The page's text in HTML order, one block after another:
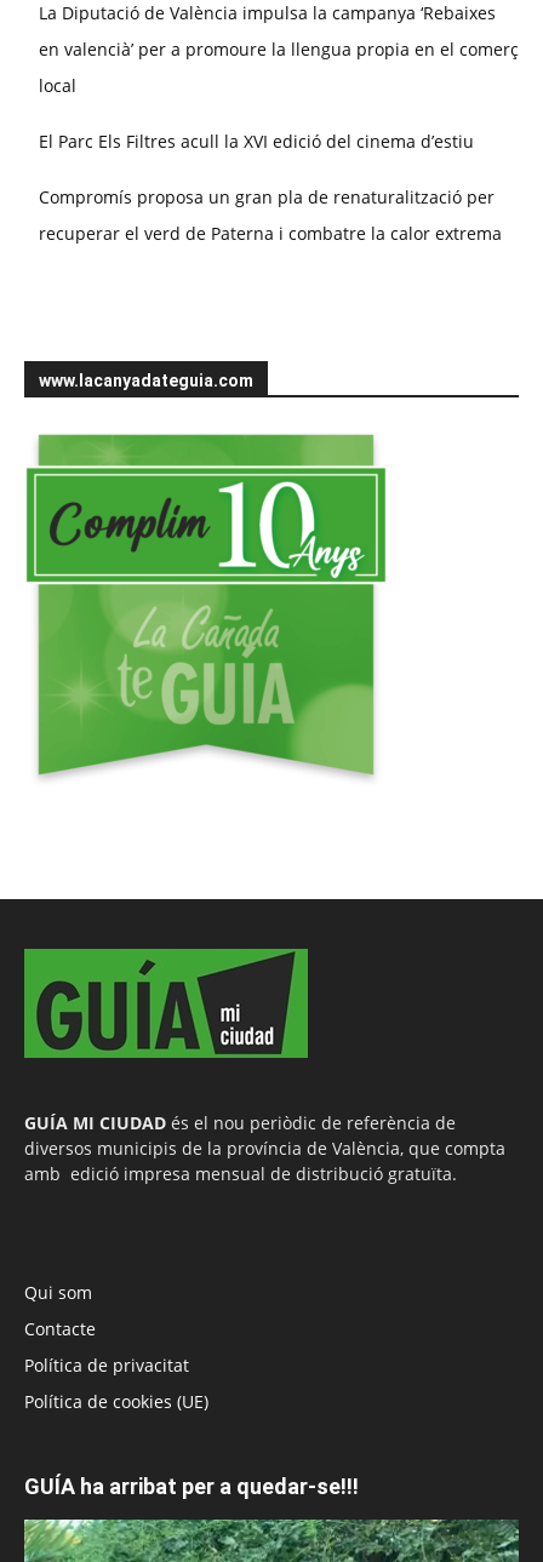
La Diputació de València impulsa la campanya ‘Rebaixes
en valencià’ per a promoure la llengua propia en el comerç
local
El Parc Els Filtres acull la XVI edició del cinema d’estiu
Compromís proposa un gran pla de renaturalització per
recuperar el verd de Paterna i combatre la calor extrema
www.lacanyadateguia.com
GUÍA MI CIUDAD és el nou periòdic de referència de
diversos municipis de la província de València, que compta
amb edició impresa mensual de distribució gratuïta.
Qui som
Contacte
Política de privacitat
Política de cookies (UE)
GUÍA ha arribat per a quedar-se!!!
Reproductor
de